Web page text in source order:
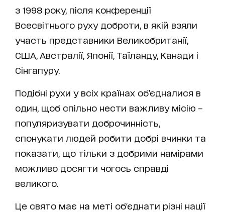
з 1998 року, після конференції
Всесвітнього руху доброти, в якій взяли
участь представники Великобританії,
США, Австралії, Японії, Таїланду, Канади і
Сінгапуру.
Подібні рухи у всіх країнах об’єдналися в
один, щоб спільно нести важливу місію –
популяризувати доброчинність,
спонукати людей робити добрі вчинки та
показати, що тільки з добрими намірами
можливо досягти чогось справді
великого.
Це свято має на меті об'єднати різні нації